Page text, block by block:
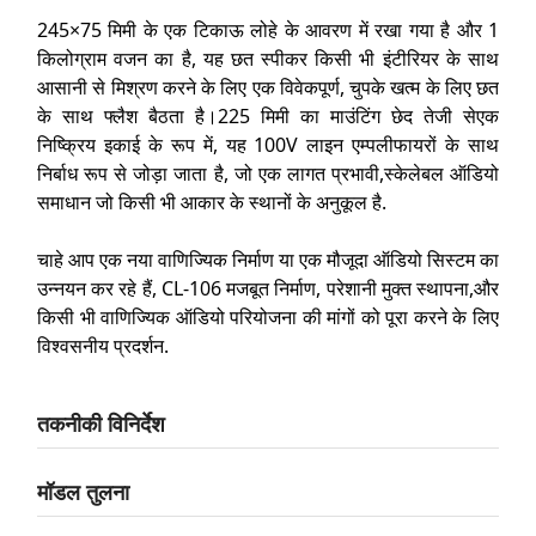
245×75 मिमी के एक टिकाऊ लोहे के आवरण में रखा गया है और 1
किलोग्राम वजन का है, यह छत स्पीकर किसी भी इंटीरियर के साथ
आसानी से मिश्रण करने के लिए एक विवेकपूर्ण, चुपके खत्म के लिए छत
के साथ फ्लैश बैठता है।225 मिमी का माउंटिंग छेद तेजी सेएक
निष्क्रिय इकाई के रूप में, यह 100V लाइन एम्पलीफायरों के साथ
निर्बाध रूप से जोड़ा जाता है, जो एक लागत प्रभावी,स्केलेबल ऑडियो
समाधान जो किसी भी आकार के स्थानों के अनुकूल है.
चाहे आप एक नया वाणिज्यिक निर्माण या एक मौजूदा ऑडियो सिस्टम का
उन्नयन कर रहे हैं, CL-106 मजबूत निर्माण, परेशानी मुक्त स्थापना,और
किसी भी वाणिज्यिक ऑडियो परियोजना की मांगों को पूरा करने के लिए
विश्वसनीय प्रदर्शन.
तकनीकी विनिर्देश
मॉडल तुलना